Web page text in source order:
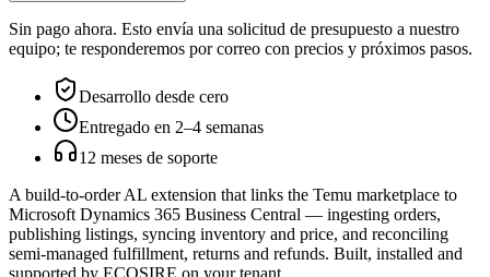
Sin pago ahora. Esto envía una solicitud de presupuesto a nuestro
equipo; te responderemos por correo con precios y próximos pasos.
Desarrollo desde cero
Entregado en 2–4 semanas
12 meses de soporte
A build-to-order AL extension that links the Temu marketplace to
Microsoft Dynamics 365 Business Central — ingesting orders,
publishing listings, syncing inventory and price, and reconciling
semi-managed fulfillment, returns and refunds. Built, installed and
supported by ECOSIRE on your tenant.